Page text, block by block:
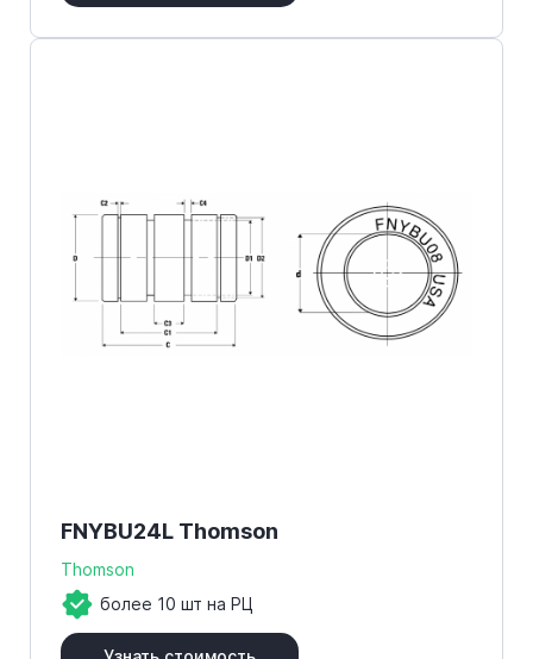
FNYBU24L Thomson
Thomson
более 10 шт на РЦ